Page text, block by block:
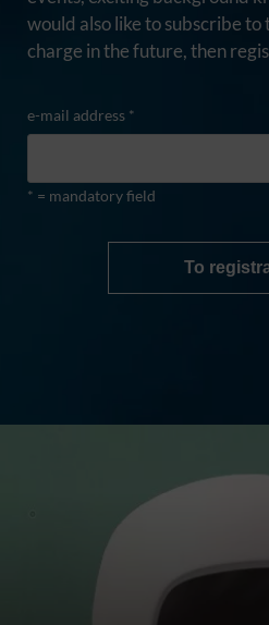
would also like to subscribe
charge in the future, then
e-mail address *
* = mandatory field
To